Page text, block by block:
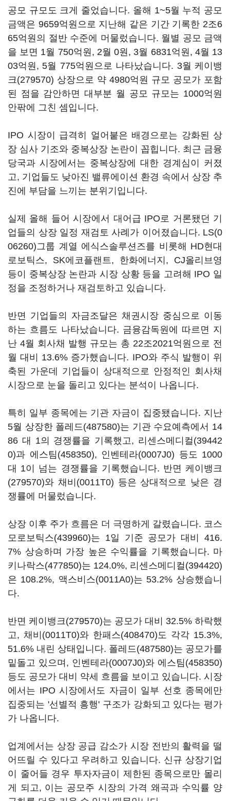
공모 규모도 크게 줄었습니다. 올해 1~5월 누적 공모
금액은 9659억원으로 지난해 같은 기간 기록한 2조6
65억원의 절반 수준에 머물렀습니다. 월별 공모 금액
을 보면 1월 750억원, 2월 0원, 3월 6831억원, 4월 13
03억원, 5월 775억원으로 나타났습니다. 3월 케이뱅
크(279570) 상장으로 약 4980억원 규모 공모가 포함
된 점을 감안하면 대부분 월 공모 규모는 1000억원
안팎에 그친 셈입니다.
IPO 시장이 급격히 얼어붙은 배경으로는 강화된 상
장 심사 기조와 중복상장 논란이 꼽힙니다. 최근 금융
당국과 시장에서는 중복상장에 대한 경계심이 커졌
고, 기업들도 낮아진 밸류에이션 환경 속에서 상장 추
진에 부담을 느끼는 분위기입니다.
실제 올해 들어 시장에서 대어급 IPO로 거론됐던 기
업들의 상장 일정 재검토 사례가 이어졌습니다. LS(0
06260)그룹 계열 에식스솔루션즈를 비롯해 HD현대
로보틱스, SK에코플랜트, 한화에너지, CJ올리브영
등이 중복상장 논란과 시장 상황 등을 고려해 IPO 일
정을 조정하거나 재검토하고 있습니다.
반면 기업들의 자금조달은 채권시장 중심으로 이동
하는 흐름도 나타났습니다. 금융감독원에 따르면 지
난 4월 회사채 발행 규모는 총 22조2021억원으로 전
월 대비 13.6% 증가했습니다. IPO와 주식 발행이 위
축된 가운데 기업들이 상대적으로 안정적인 회사채
시장으로 눈을 돌리고 있다는 분석이 나옵니다.
특히 일부 종목에는 기관 자금이 집중됐습니다. 지난
5월 상장한 폴레드(487580)는 기관 수요예측에서 14
86 대 1의 경쟁률을 기록했고, 리센스메디컬(39442
0)과 에스팀(458350), 인벤테라(0007J0) 등도 1000
대 1이 넘는 경쟁률을 기록했습니다. 반면 케이뱅크
(279570)와 채비(0011T0) 등은 상대적으로 낮은 경
쟁률에 머물렀습니다.
상장 이후 주가 흐름은 더 극명하게 갈렸습니다. 코스
모로보틱스(439960)는 1일 기준 공모가 대비 416.
7% 상승하며 가장 높은 수익률을 기록했습니다. 마
키나락스(477850)는 124.0%, 리센스메디컬(394420)
은 108.2%, 액스비스(0011A0)는 53.2% 상승했습니
다.
반면 케이뱅크(279570)는 공모가 대비 32.5% 하락했
고, 채비(0011T0)와 한패스(408470)도 각각 15.3%,
51.6% 내린 상태입니다. 폴레드(487580)는 공모가를
밑돌고 있으며, 인벤테라(0007J0)와 에스팀(458350)
등도 공모가 대비 약세 흐름을 보이고 있습니다. 시장
에서는 IPO 시장에서도 자금이 일부 선호 종목에만
집중되는 '선별적 흥행' 구조가 강화되고 있다는 평가
가 나옵니다.
업계에서는 상장 공급 감소가 시장 전반의 활력을 떨
어뜨릴 수 있다고 우려하고 있습니다. 신규 상장기업
이 줄어들 경우 투자자금이 제한된 종목으로만 몰리
게 되고, 이는 공모주 시장의 가격 왜곡과 수익률 양